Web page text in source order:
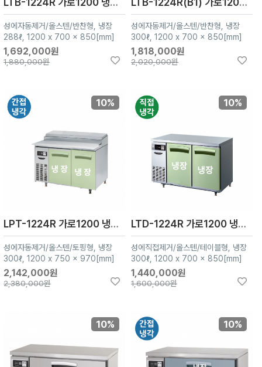
성에자동제거/올스텐/반찬형, 냉장
288ℓ, 1200 x 700 x 850[mm]
1,692,000원
1,880,000원
성에자동제거/올스텐/반찬형, 냉장
300ℓ, 1200 x 700 x 850[mm]
1,818,000원
2,020,000원
10%
LPT-1224R 가로1200 냉장2칸
성에자동제거/올스텐/토핑형, 냉장
300ℓ, 1200 x 750 x 970[mm]
2,142,000원
2,380,000원
10%
LTD-1224R 가로1200 냉장2칸
성에직접제거/올스텐/테이블형, 냉장
300ℓ, 1200 x 700 x 850[mm]
1,440,000원
1,600,000원
10% 10%